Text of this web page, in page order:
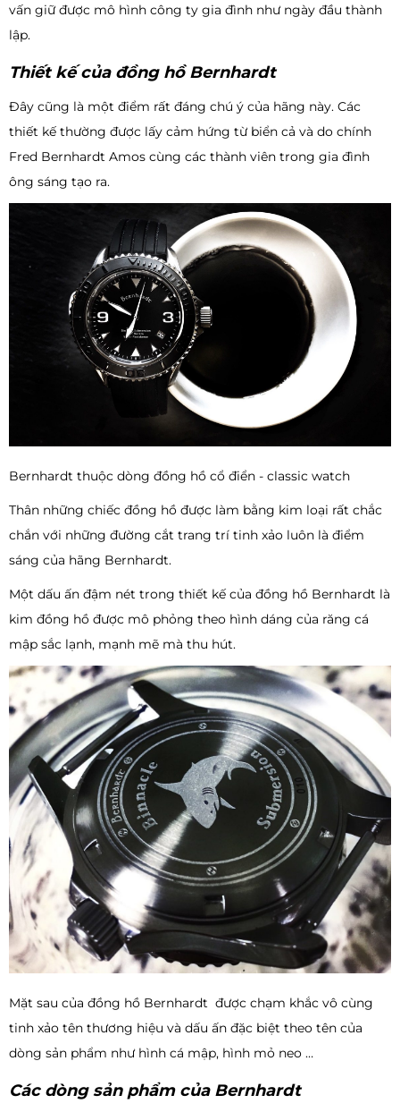
vấn giữ được mô hình công ty gia đình như ngày đầu thành
lập.
Thiết kế của đồng hồ Bernhardt
Đây cũng là một điểm rất đáng chú ý của hãng này. Các
thiết kế thường được lấy cảm hứng từ biển cả và do chính
Fred Bernhardt Amos cùng các thành viên trong gia đình
ông sáng tạo ra.
Bernhardt thuộc dòng đồng hồ cổ điển - classic watch
Thân những chiếc đồng hồ được làm bằng kim loại rất chắc
chắn với những đường cắt trang trí tinh xảo luôn là điểm
sáng của hãng Bernhardt.
Một dấu ấn đậm nét trong thiết kế của đồng hồ Bernhardt là
kim đồng hồ được mô phỏng theo hình dáng của răng cá
mập sắc lạnh, mạnh mẽ mà thu hút.
Mặt sau của đồng hồ Bernhardt được chạm khắc vô cùng
tinh xảo tên thương hiệu và dấu ấn đặc biệt theo tên của
dòng sản phẩm như hình cá mập, hình mỏ neo …
Các dòng sản phẩm của Bernhardt